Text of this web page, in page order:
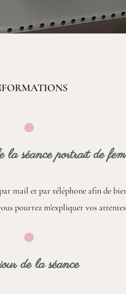
la séance portrait de
mail et par téléphone afin de
pourrez m’expliquer vos
de la séance